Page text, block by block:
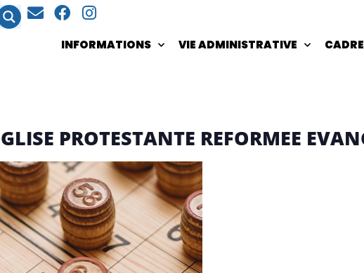
INFORMATIONS VIE ADMINISTRATIVE
PROTESTANTE REFORMEE